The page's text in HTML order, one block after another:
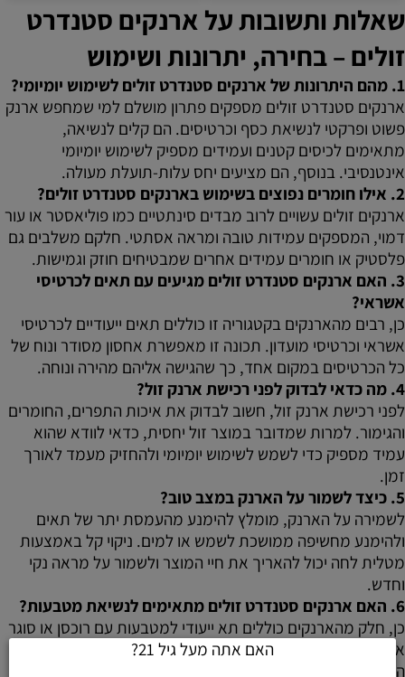
שאלות ותשובות על ארנקים סטנדרט
זולים – בחירה, יתרונות ושימוש
1. מהם היתרונות של ארנקים סטנדרט זולים לשימוש יומיומי?
ארנקים סטנדרט זולים מספקים פתרון מושלם למי שמחפש ארנק
פשוט ופרקטי לנשיאת כסף וכרטיסים. הם קלים לנשיאה,
מתאימים לכיסים קטנים ועמידים מספיק לשימוש יומיומי
אינטנסיבי. בנוסף, הם מציעים יחס עלות-תועלת מעולה.
2. אילו חומרים נפוצים בשימוש בארנקים סטנדרט זולים?
ארנקים זולים עשויים לרוב מבדים סינתטיים כמו פוליאסטר או עור
דמוי, המספקים עמידות טובה ומראה אסתטי. חלקם משלבים גם
פלסטיק או חומרים עמידים אחרים שמבטיחים חוזק וגמישות.
3. האם ארנקים סטנדרט זולים מגיעים עם תאים לכרטיסי
אשראי?
כן, רבים מהארנקים בקטגוריה זו כוללים תאים ייעודיים לכרטיסי
אשראי וכרטיסי מועדון. תכונה זו מאפשרת אחסון מסודר ונוח של
כל הכרטיסים במקום אחד, כך שהגישה אליהם מהירה ונוחה.
4. מה כדאי לבדוק לפני רכישת ארנק זול?
לפני רכישת ארנק זול, חשוב לבדוק את איכות התפרים, החומרים
והגימור. למרות שמדובר במוצר זול יחסית, כדאי לוודא שהוא
עמיד מספיק כדי לשמש לשימוש יומיומי ולהחזיק מעמד לאורך
זמן.
5. כיצד לשמור על הארנק במצב טוב?
לשמירה על הארנק, מומלץ להימנע מהעמסת יתר של תאים
ולהימנע מחשיפה ממושכת לשמש או למים. ניקוי קל באמצעות
מטלית לחה יכול להאריך את חיי המוצר ולשמור על מראה נקי
וחדש.
6. האם ארנקים סטנדרט זולים מתאימים לנשיאת מטבעות?
כן, חלק מהארנקים כוללים תא ייעודי למטבעות עם רוכסן או סוגר
אחר שמונע נפילה של המטבעות ומספק גישה מהירה ונוחה בעת
הצורך.
האם אתה מעל גיל 21?